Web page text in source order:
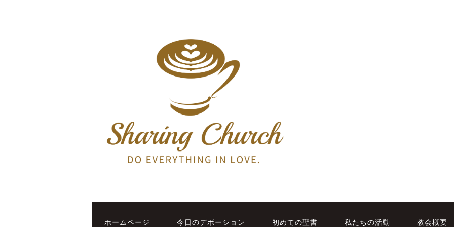
ホームページ 今日のデボーション 初めての聖書 私たちの活動 教会概要